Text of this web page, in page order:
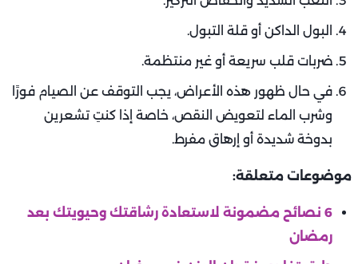
البول الداكن أو قلة التبول.
ضربات قلب سريعة أو غير منتظمة.
في حال ظهور هذه الأعراض، يجب التوقف عن الصيام فورًا
وشرب الماء لتعويض النقص، خاصة إذا كنتِ تشعرين
بدوخة شديدة أو إرهاق مفرط.
موضوعات متعلقة:
6 نصائح مضمونة لاستعادة رشاقتك وحيويتك بعد
رمضان